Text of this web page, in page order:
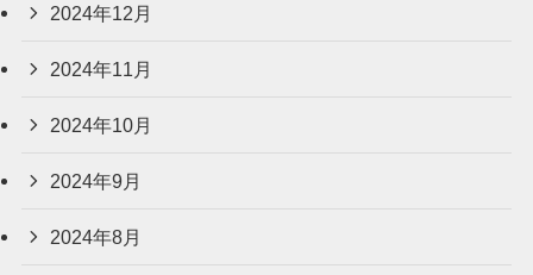
2024年12月
2024年11月
2024年10月
2024年9月
2024年8月